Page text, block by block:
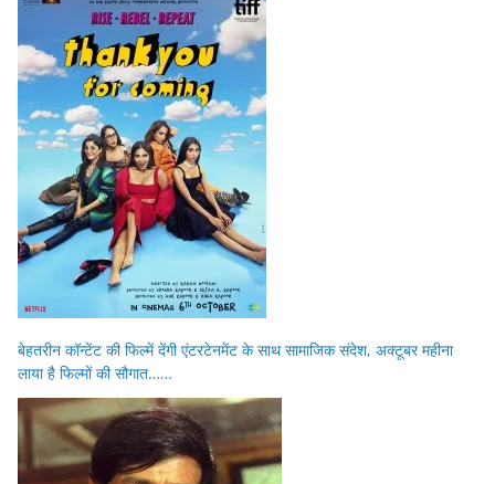
बेहतरीन कॉन्टेंट की फिल्में देंगी एंटरटेनमेंट के साथ सामाजिक संदेश, अक्टूबर महीना
लाया है फिल्मों की सौगात……